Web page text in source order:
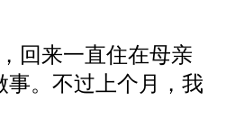
回来一直住在母亲
。不过上个月，我